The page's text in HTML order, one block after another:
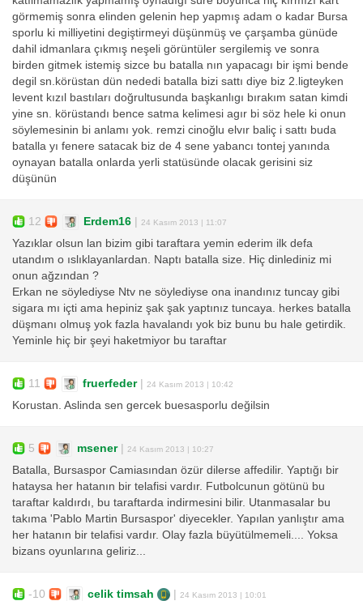
görmemiş sonra elinden gelenin hep yapmış adam o kadar Bursa
sporlu ki milliyetini degiştirmeyi düşünmüş ve çarşamba günüde
dahil idmanlara çıkmış neşeli görüntüler sergilemiş ve sonra
birden gitmek istemiş sizce bu batalla nın yapacagı bir işmi bende
degil sn.körüstan dün nededi batalla bizi sattı diye biz 2.ligteyken
levent kızıl bastıları doğrultusunda başkanlıgı bırakım satan kimdi
yine sn. körüstandı bence satma kelimesi agır bi söz hele ki onun
söylemesinin bi anlamı yok. remzi cinoğlu elvır baliç i sattı buda
batalla yı fenere satacak biz de 4 sene yabancı tontej yanında
oynayan batalla onlarda yerli statüsünde olacak gerisini siz
düşünün
12 Erdem16 | 24 Kasım 2013 | 11:07
Yazıklar olsun lan bizim gibi taraftara yemin ederim ilk defa
utandım o ıslıklayanlardan. Naptı batalla size. Hiç dinlediniz mi
onun ağzından ?
Erkan ne söylediyse Ntv ne söylediyse ona inandınız tuncay gibi
sigara mı içti ama hepiniz şak şak yaptınız tuncaya. herkes batalla
düşmanı olmuş yok fazla havalandı yok biz bunu bu hale getirdik.
Yeminle hiç bir şeyi haketmiyor bu taraftar
11 fruerfeder| 24 Kasım 2013 | 10:42
Korustan. Aslinda sen gercek buesasporlu değilsin
5 msener| 24 Kasım 2013 | 10:27
Batalla, Bursaspor Camiasından özür dilerse affedilir. Yaptığı bir
hataysa her hatanın bir telafisi vardır. Futbolcunun götünü bu
taraftar kaldırdı, bu taraftarda indirmesini bilir. Utanmasalar bu
takıma 'Pablo Martin Bursaspor' diyecekler. Yapılan yanlıştır ama
her hatanın bir telafisi vardır. Olay fazla büyütülmemeli.... Yoksa
bizans oyunlarına geliriz...
-10 celik timsah | 24 Kasım 2013 | 10:01